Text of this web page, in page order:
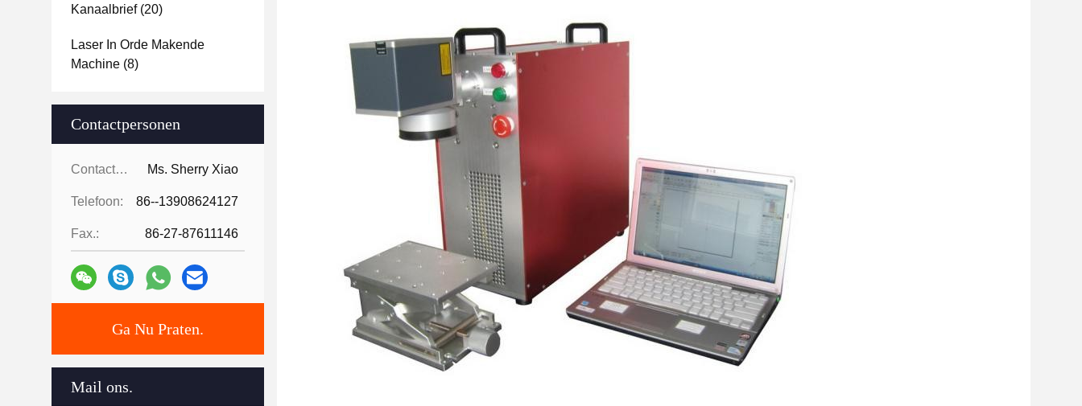
Kanaalbrief(20)
Laser In Orde Makende
Machine (8)
Contactpersonen
Contactpersonen: Ms. Sherry Xiao
Telefoon: 86--13908624127
Fax.: 86-27-87611146
Ga Nu Praten.
Mail ons.